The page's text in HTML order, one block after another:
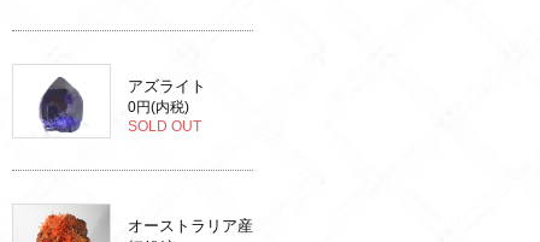
アズライト
0円(内税)
SOLD OUT
オーストラリア産